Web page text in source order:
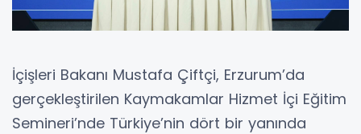
İçişleri Bakanı Mustafa Çiftçi, Erzurum’da
gerçekleştirilen Kaymakamlar Hizmet İçi Eğitim
Semineri’nde Türkiye’nin dört bir yanında